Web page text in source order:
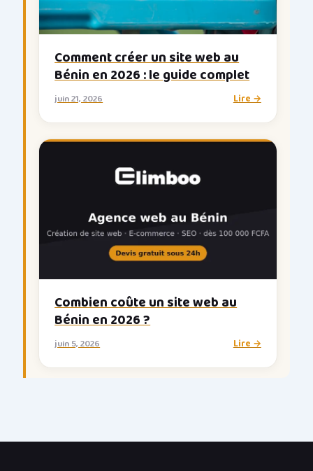
Comment créer un site web au
Bénin en 2026 : le guide complet
juin 21, 2026 Lire →
Combien coûte un site web au
Bénin en 2026 ?
juin 5, 2026 Lire →